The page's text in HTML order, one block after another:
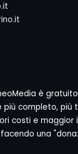
è
più completo, più
costi e maggior
una